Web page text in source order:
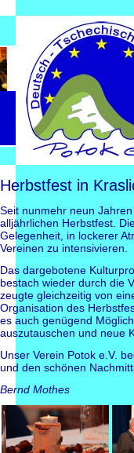
Herbstfest in
Seit nunmehr neun
alljährlichen Herbstfest.
Gelegenheit, in lockerer
Vereinen zu intensivieren.
Das dargebotene
bestach wieder durch die
zeugte gleichzeitig von
Organisation des
es auch genügend
auszutauschen und neue
Unser Verein Potok e.V.
und den schönen
Bernd Mothes